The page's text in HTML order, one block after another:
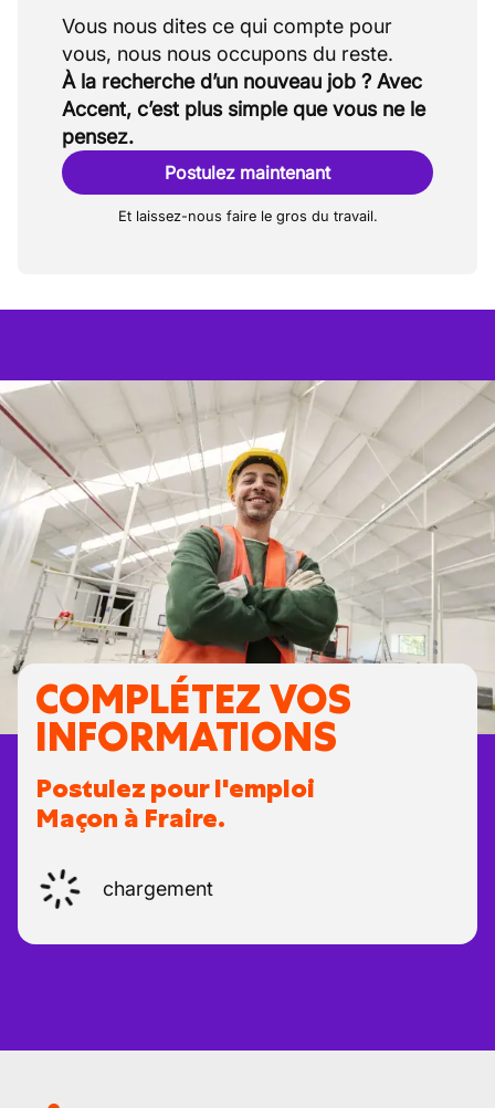
Vous nous dites ce qui compte pour
À la recherche d’un nouveau job ? Avec
Accent, c’est plus simple que vous ne le
pensez.
Postulez maintenant
Et laissez-nous faire le gros du travail.
COMPLÉTEZ VOS
INFORMATIONS
Postulez pour l'emploi
Maçon à Fraire.
chargement